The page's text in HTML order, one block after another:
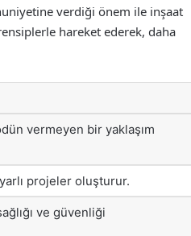
verdiği önem ile inşaat
hareket ederek, daha
vermeyen bir yaklaşım
projeler oluşturur.
ve güvenliği